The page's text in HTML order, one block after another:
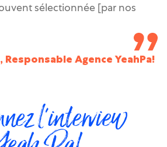
sélectionnée [par nos
Agence YeahPa!
l'interview